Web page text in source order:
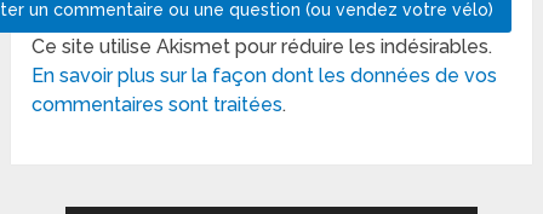
Ce site utilise Akismet pour réduire les indésirables.
En savoir plus sur la façon dont les données de vos
commentaires sont traitées.